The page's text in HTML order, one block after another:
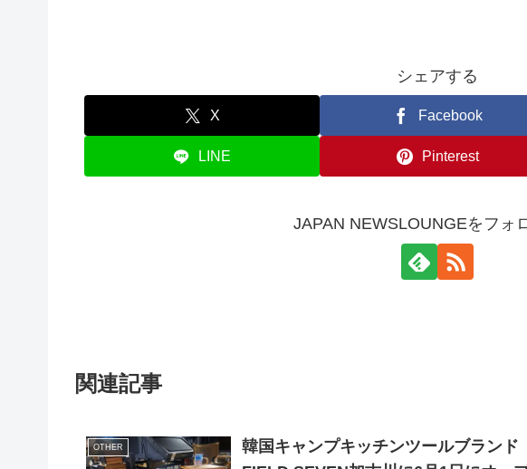
シェアする
X Facebook
LINE Pinterest
JAPAN NEWSLOUNGEをフォ
関連記事
OTHER
韓国キャンプキッチンツールブラン